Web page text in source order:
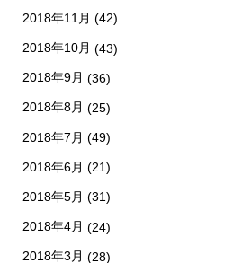
2018年11月 (42)
2018年10月 (43)
2018年9月 (36)
2018年8月 (25)
2018年7月 (49)
2018年6月 (21)
2018年5月 (31)
2018年4月 (24)
2018年3月 (28)